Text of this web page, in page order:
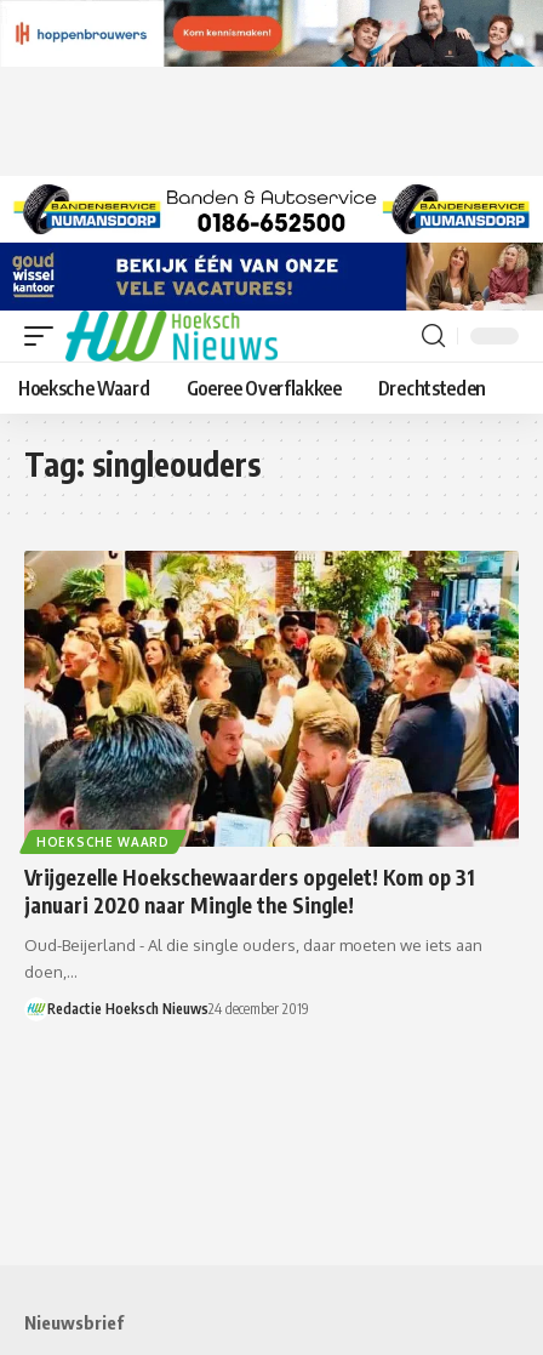
Hoeksche Waard Goeree Overflakkee Drechtsteden
Tag: singleouders
HOEKSCHE WAARD
Vrijgezelle Hoekschewaarders opgelet! Kom op 31
januari 2020 naar Mingle the Single!
Oud-Beijerland - Al die single ouders, daar moeten we iets aan
doen,…
Redactie Hoeksch Nieuws24 december 2019
Nieuwsbrief